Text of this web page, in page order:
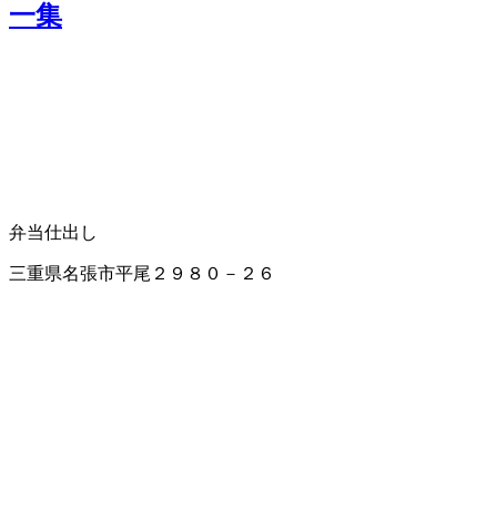
一集
弁当仕出し
三重県名張市平尾２９８０－２６